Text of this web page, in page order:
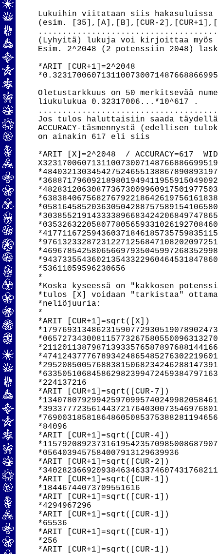
Lukuihin viitataan siis
(esim. [35],[A],[B],[CUR-
(Lyhyitä) lukuja voi kirjoittaa myös
Esim. 2^2048 (2 potenssiin 2048)
*ARIT [CUR+1]=2^2048
Oletustarkkuus on 50 merkitsevää
liukulukua 0.32317006...*10^617 .
Jos tulos haluttaisiin saada
ACCURACY-täsmennystä (edellisen
on ainakin 617 eli siis
*ARIT [X]=2^2048  / ACCURACY=617
*53611059596230656
*
*Koska kyseessä on "kakkosen
*tulos [X] voidaan "tarkistaa"
*neliöjuuria:
*
*ARIT [CUR+1]=sqrt([X])
*224137216
*ARIT [CUR+1]=sqrt([CUR-7])
*84096
*ARIT [CUR+1]=sqrt([CUR-4])
*0564039457584007913129639936
*ARIT [CUR+1]=sqrt([CUR-2])
*ARIT [CUR+1]=sqrt([CUR-1])
*18446744073709551616
*ARIT [CUR+1]=sqrt([CUR-1])
*4294967296
*ARIT [CUR+1]=sqrt([CUR-1])
*65536
*ARIT [CUR+1]=sqrt([CUR-1])
*256
*ARIT [CUR+1]=sqrt([CUR-1])